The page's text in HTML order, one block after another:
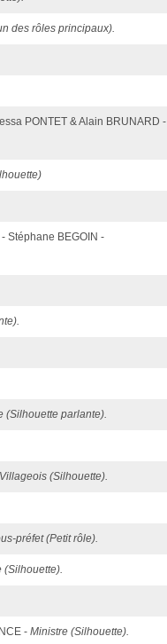
des rôles principaux).
PONTET & Alain BRUNARD -
- Stéphane BEGOIN -
(Silhouette parlante).
Villageois (Silhouette).
préfet (Petit rôle).
(Silhouette).
- Ministre (Silhouette).